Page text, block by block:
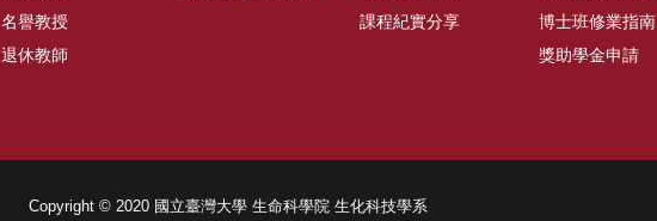
名譽教授
退休教師
課程紀實分享
博士班修業指南
獎助學金申請
Copyright © 2020 國立臺灣大學 生命科學院 生化科技學系